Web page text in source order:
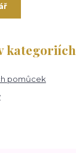
kategoriích
pomůcek